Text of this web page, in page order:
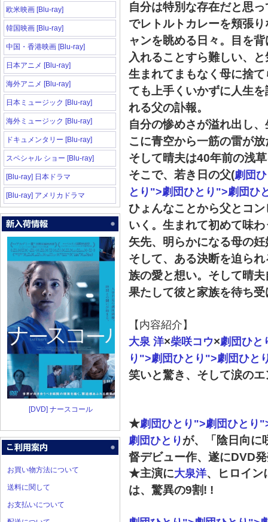
欧米映画 [Blu-ray]
韓国映画 [Blu-ray]
中国・香港映画 [Blu-ray]
日本アニメ [Blu-ray]
海外アニメ [Blu-ray]
日本ミュージック [Blu-ray]
海外ミュージック [Blu-ray]
ドキュメンタリー [Blu-ray]
スペシャル ショー [Blu-ray]
[Blu-ray] 日本ドラマ
[Blu-ray] アメリカドラマ
[DVD] ナースコール
お買い物方法について
送料に関して
お支払いについて
自分は特別な存在だと思
でレトルトカレーを頬張
ャンを眺める日々。目を
入れることすら難しい、
生まれてまもなく母に捨
ても上手くいかずに人生
れる父の訃報。
自分の惨めさが溢れ出し
こに青空から一筋の雷が
そして晴夫は40年前の浅
そこで、若き日の父(劇団
とり">劇団ひとり">劇団ひ
ひょんなことから父とコ
いく。生まれて初めて味
矢先、明らかになる母の妊
そして、ある決断を迫ら
族の愛と想い。そして晴
果たして彼と家族を待ち
【内容紹介】
大泉 洋×柴咲コウ×劇団ひと
り">劇団ひとり">劇団ひと
笑いと驚き、そして涙の
★劇団ひとり">劇団ひとり
劇団ひとりが、「陰日向に
督デビュー作、遂にDVD
★主演に大泉洋、ヒロイン
は、驚異の9割! !